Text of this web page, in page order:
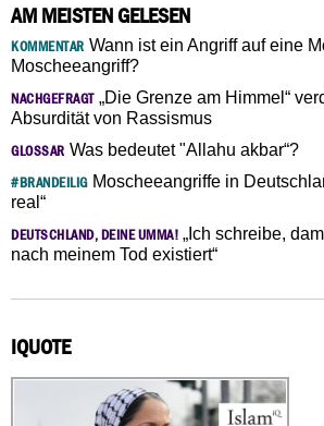
AM MEISTEN GELESEN
KOMMENTAR Wann ist ein Angriff auf eine
Moscheeangriff?
NACHGEFRAGT„Die Grenze am Himmel“
Absurdität von Rassismus
GLOSSAR Was bedeutet "Allahu akbar“?
#BRANDEILIGMoscheeangriffe in
real“
DEUTSCHLAND, DEINE UMMA! „Ich schreibe,
nach meinem Tod existiert“
IQUOTE